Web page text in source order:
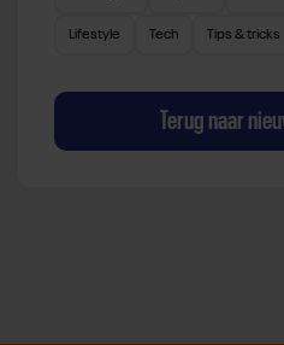
Lifestyle Tech Tips & tricks
Terug naar